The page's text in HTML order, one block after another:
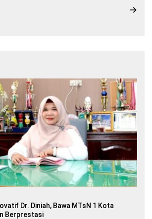
Dr. Diniah, Bawa MTsN 1 Kota
Berprestasi